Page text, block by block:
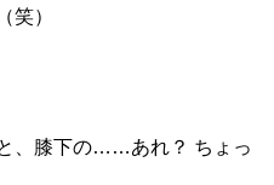
笑）
、膝下の……あれ？ ちょっ